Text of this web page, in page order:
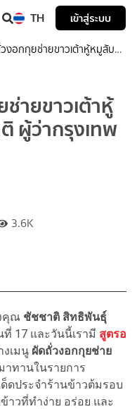
TH เข้าสู่ระบบ
งอกกุยช่ายขาวเต้าหู้หมูสับ
ายขาวเต้าหู้
ผู้ว่ากรุงเทพ
3.6K
คุณ ชัชชาติ สิทธิพันธุ์
17 และวันนี้เรามี สูตรอ
เมนู ผัดถั่วงอกกุยช่าย
ทานในรายการ
ด็ดประจำร้านข้าวต้มรอบ
าวที่ทำง่าย อร่อย และ